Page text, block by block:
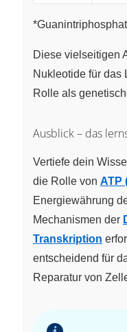
*Guanintriphosphat
Diese vielseitigen
Nukleotide für das
Rolle als
Ausblick – das
Vertiefe dein
die Rolle von ATP
Energiewährung
Mechanismen der
Transkription
entscheidend für
Reparatur von